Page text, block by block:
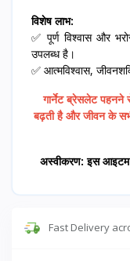
विशेष लाभ:
✅ पूर्ण विश्वास और
उपलब्ध है।
✅ आत्मविश्वास,
गार्नेट ब्रेसलेट पहनने
बढ़ती है और जीवन के
अस्वीकरण: इस आइटम
Fast Delivery